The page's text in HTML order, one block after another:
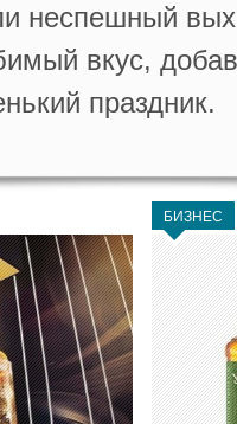
неспешный
вкус,
праздник.
БИЗНЕС